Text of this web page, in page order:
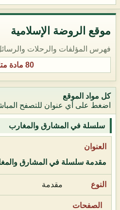
موقع الروضة الإسلامية
فهرس المؤلفات والرحلات
80 مادة متاحة
كل مواد الموقع
اضغط على أي عنوان للتصفح
سلسلة في المشارق والمغارب
مقدمة سلسلة في المشارق
مقدمة